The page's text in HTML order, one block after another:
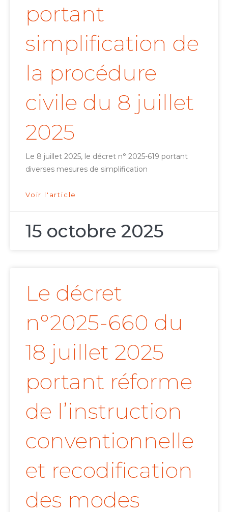
portant
simplification de
la procédure
civile du 8 juillet
2025
Le 8 juillet 2025, le décret n° 2025-619 portant
diverses mesures de simplification
Voir l'article
15 octobre 2025
Le décret
n°2025-660 du
18 juillet 2025
portant réforme
de l’instruction
conventionnelle
et recodification
des modes